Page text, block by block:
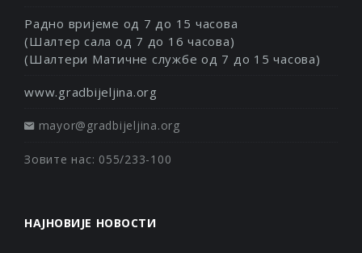
Радно вријеме од 7 до 15 часова
(Шалтер сала од 7 до 16 часова)
(Шалтери Матичне службе од 7 до 15 часова)
www.gradbijeljina.org
mayor@gradbijeljina.org
Зовите нас: 055/233-100
НАЈНОВИЈЕ НОВОСТИ